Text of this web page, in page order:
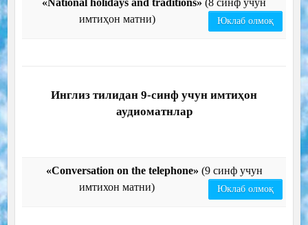
«National holidays and traditions» (8 синф учун
имтиҳон матни)
Юклаб олмоқ
Инглиз тилидан 9-синф учун имтиҳон
аудиоматнлар
«Conversation on the telephone» (9 синф учун
имтихон матни)
Юклаб олмоқ